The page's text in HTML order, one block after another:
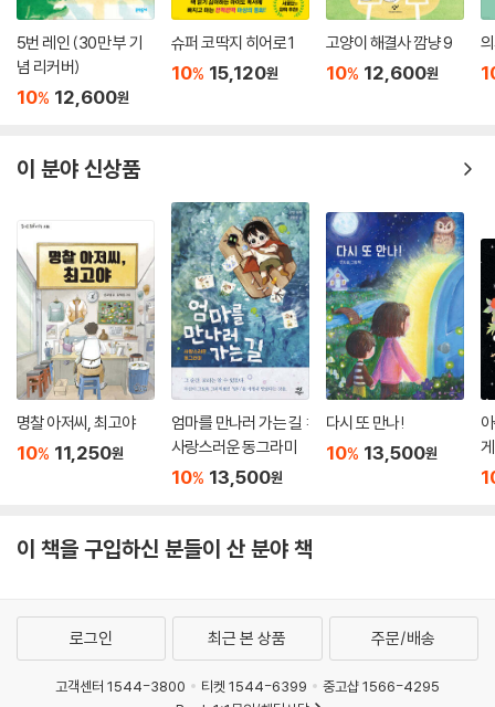
5번 레인 (30만 부 기
념 리커버)
10% 12,600원
슈퍼 코딱지 히어로 1
10% 15,120원
고양이 해결사 깜냥 9
10% 12,600원
이 분야 신상품
명찰 아저씨, 최고야
10% 11,250원
엄마를 만나러 가는 길 :
사랑스러운 동그라미
10% 13,500원
다시 또 만나!
10% 13,500원
게
이 책을 구입하신 분들이 산 분야 책
로그인 최근 본 상품 주문/배송
고객센터 1544-3800 티켓 1544-6399
중고샵 1566-4295